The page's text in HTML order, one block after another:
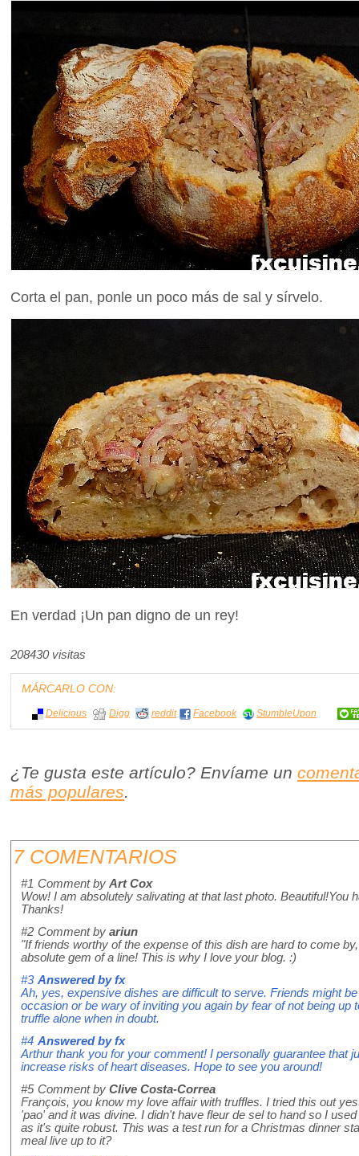
Corta el pan, ponle un poco más de sal y sírvelo.
En verdad ¡Un pan digno de un rey!
208430 visitas
MÁRCARLO CON:
Delicious Digg reddit Facebook StumbleUpon
¿Te gusta este artículo? Envíame un
más populares.
7 COMENTARIOS
#1 Comment by Art Cox
Wow! I am absolutely salivating at that last photo. Beautiful!You
Thanks!
#2 Comment by ariun
"If friends worthy of the expense of this dish are hard to come
absolute gem of a line! This is why I love your blog. :)
#3 Answered byfx
Ah, yes, expensive dishes are difficult to serve. Friends might
occasion or be wary of inviting you again by fear of not being up
truffle alone when in doubt.
#4 Answered byfx
Arthur thank you for your comment! I personally guarantee that
increase risks of heart diseases. Hope to see you around!
#5 Comment by Clive Costa-Correa
François, you know my love affair with truffles. I tried this out
'pao' and it was divine. I didn't have fleur de sel to hand so I
as it's quite robust. This was a test run for a Christmas dinner
meal live up to it?